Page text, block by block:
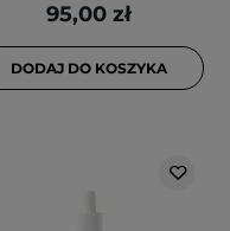
95,00 zł
DODAJ DO KOSZYKA